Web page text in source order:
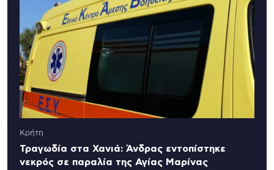
Κρήτη
Τραγωδία στα Χανιά: Άνδρας εντοπίστηκε
νεκρός σε παραλία της Αγίας Μαρίνας